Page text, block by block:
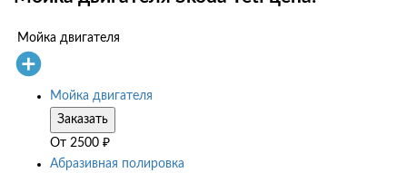
Мойка двигателя
Мойка двигателя
Заказать
От 2500 ₽
Абразивная полировка